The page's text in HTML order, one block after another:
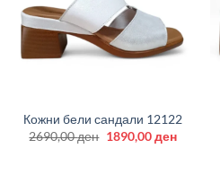
Кожни бели сандали 12122
2690,00ден Original
1890,00денCurrent